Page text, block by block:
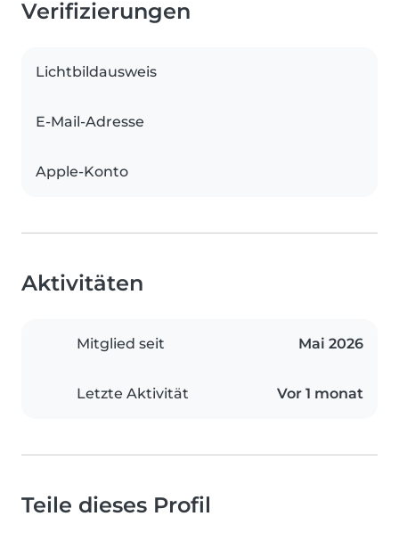
Verifizierungen
Lichtbildausweis
E-Mail-Adresse
Apple-Konto
Aktivitäten
Mitglied seit Mai 2026
Letzte Aktivität Vor 1 monat
Teile dieses Profil